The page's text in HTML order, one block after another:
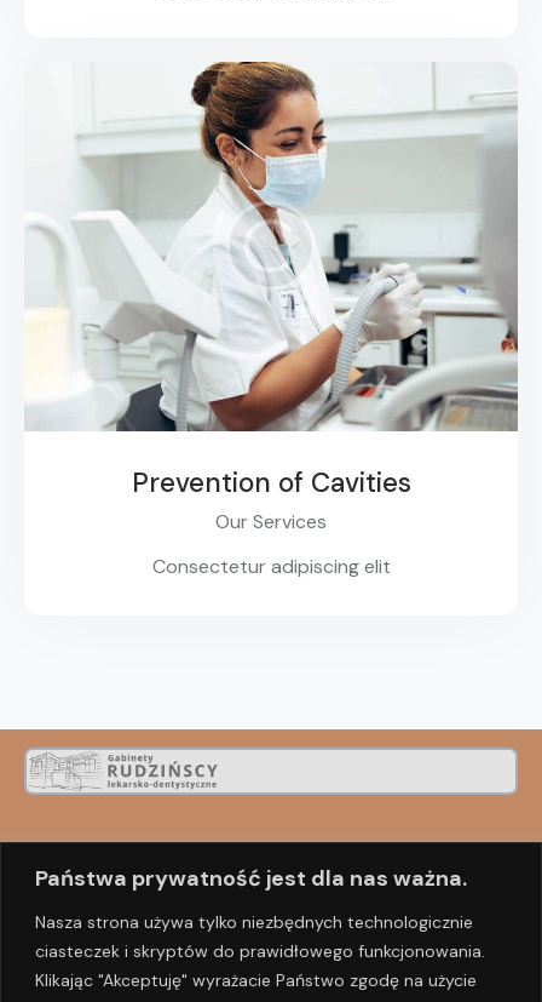
Państwa prywatność jest dla nas ważna.
Nasza strona używa tylko niezbędnych technologicznie
ciasteczek i skryptów do prawidłowego funkcjonowania.
Klikając "Akceptuję" wyrażacie Państwo zgodę na użycie
Prevention of Cavities
Our Services
Consectetur adipiscing elit
Nasz adres
Ul. Śląska 5/2
70-431 Szczecin
Polska